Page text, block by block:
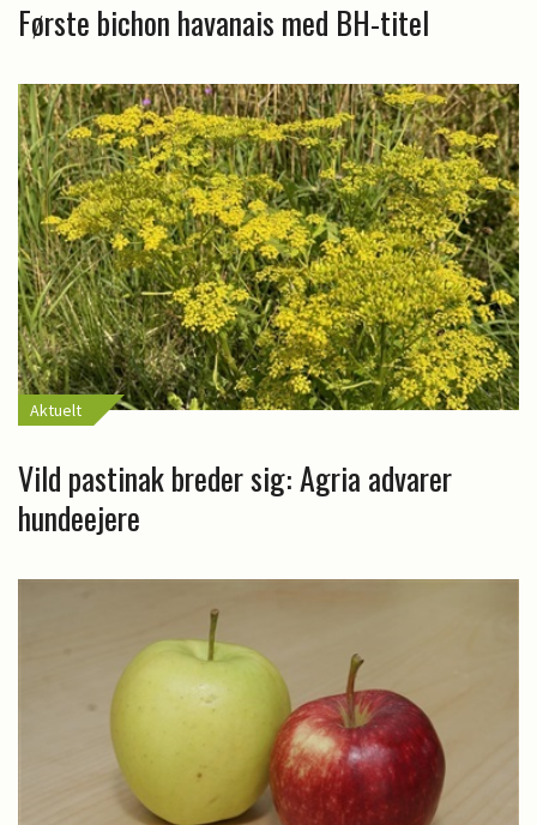
Første bichon havanais med BH-titel
Aktuelt
Vild pastinak breder sig: Agria advarer
hundeejere